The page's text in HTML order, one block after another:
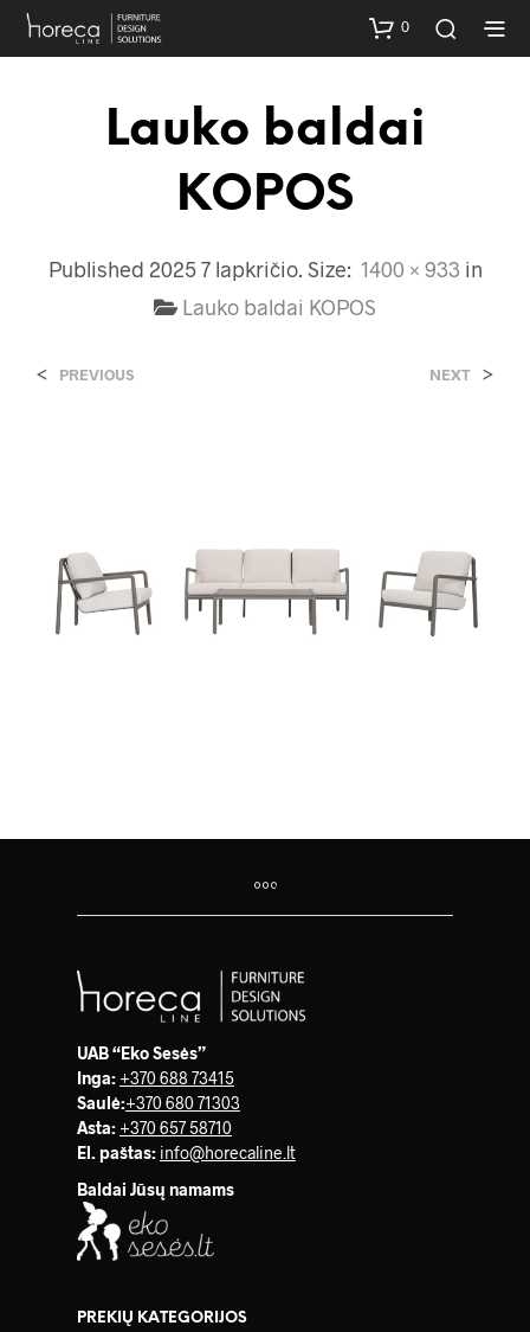
0
Lauko baldai
KOPOS
Published 2025 7 lapkričio. Size: 1400 × 933 in
Lauko baldai KOPOS
< PREVIOUS NEXT >
UAB “Eko Sesės”
Inga: +370 688 73415
Saulė:+370 680 71303
Asta: +370 657 58710
El. paštas: info@horecaline.lt
Baldai Jūsų namams
PREKIŲ KATEGORIJOS